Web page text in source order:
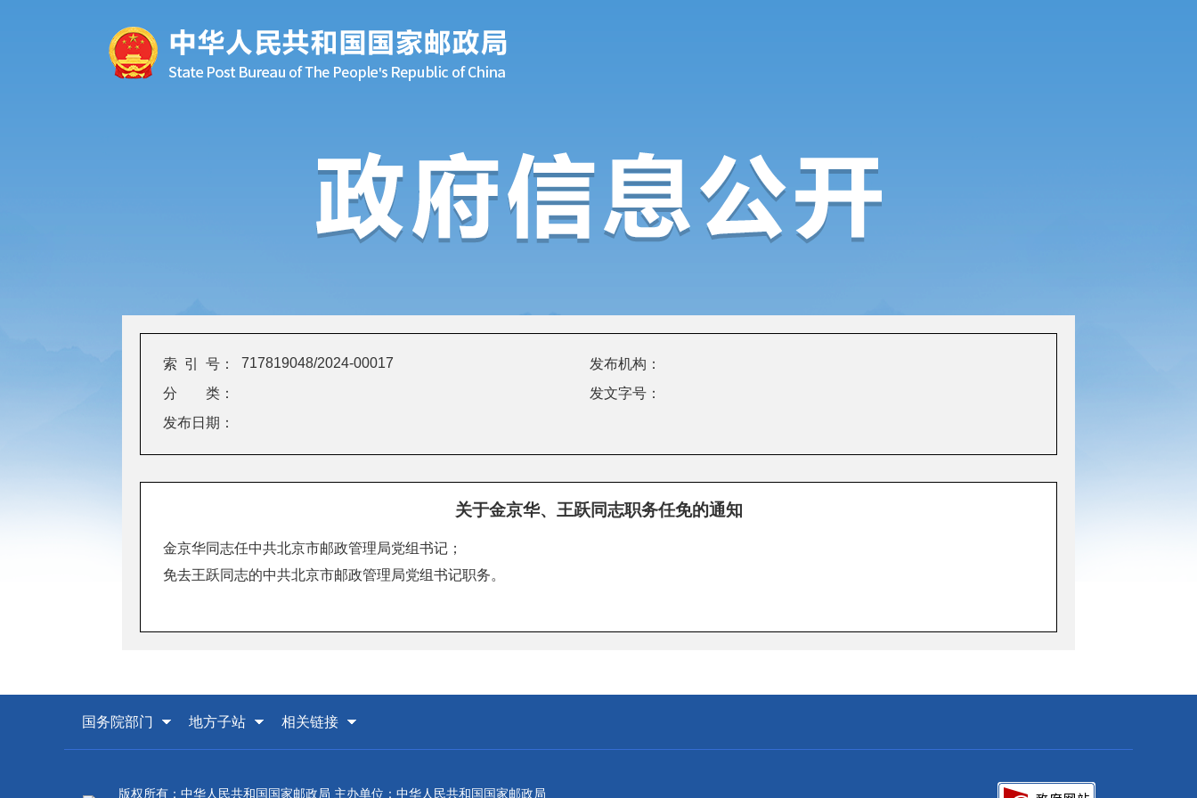
索 引 号： 717819048/2024-00017
发布机构：
分 类：
发文字号：
发布日期：
关于金京华、王跃同志职务任免的通知
金京华同志任中共北京市邮政管理局党组书记；
免去王跃同志的中共北京市邮政管理局党组书记职务。
国务院部门 地方子站 相关链接
版权所有：中华人民共和国国家邮政局 主办单位：中华人民共和国国家邮政局